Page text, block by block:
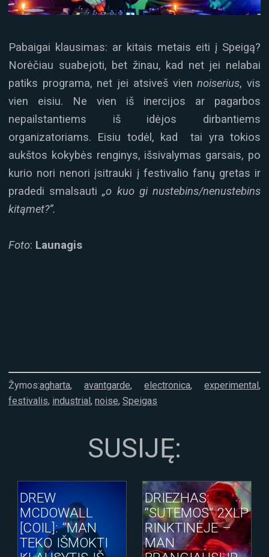
Pabaigai klausimas: ar kitais metais eiti į Speigą?
Norėčiau suabejoti, bet žinau, kad net jei nelabai
patiks programa, net jei atsiveš viennoiserius, vis
vien eisiu. Ne vien iš inercijos ar pagarbos
nepailstantiems iš idėjos dirbantiems
organizatoriams. Eisiu todėl, kad tai yra tokios
aukštos kokybės renginys, išsivalymas garsais, po
kurio nori nenori įsitrauki į festivalio fanų gretas ir
pradedi smalsauti„o kuo gi nustebins/nenustebins
kitąmet?”.
Foto: Launagis
Žymos:agharta, avantgarde, electronica, experimental ,
festivalis, industrial , noise, Speigas
SUSIJĘ:
DREW
MCDOWALL
[COIL]: “MAN
TEKO IŠMOKTI
DRIEZHAS:
“SUTEMOS” 2XLP
RINKTINĖJE –
MAN